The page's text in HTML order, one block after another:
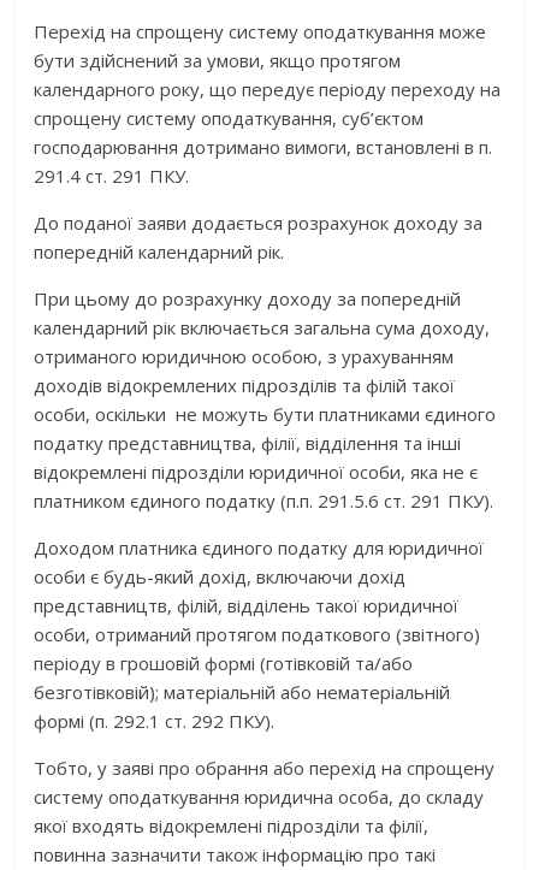
Перехід на спрощену систему оподаткування може
бути здійснений за умови, якщо протягом
календарного року, що передує періоду переходу на
спрощену систему оподаткування, суб’єктом
господарювання дотримано вимоги, встановлені в п.
291.4 ст. 291 ПКУ.
До поданої заяви додається розрахунок доходу за
попередній календарний рік.
При цьому до розрахунку доходу за попередній
календарний рік включається загальна сума доходу,
отриманого юридичною особою, з урахуванням
доходів відокремлених підрозділів та філій такої
особи, оскільки не можуть бути платниками єдиного
податку представництва, філії, відділення та інші
відокремлені підрозділи юридичної особи, яка не є
платником єдиного податку (п.п. 291.5.6 ст. 291 ПКУ).
Доходом платника єдиного податку для юридичної
особи є будь-який дохід, включаючи дохід
представництв, філій, відділень такої юридичної
особи, отриманий протягом податкового (звітного)
періоду в грошовій формі (готівковій та/або
безготівковій); матеріальній або нематеріальній
формі (п. 292.1 ст. 292 ПКУ).
Тобто, у заяві про обрання або перехід на спрощену
систему оподаткування юридична особа, до складу
якої входять відокремлені підрозділи та філії,
повинна зазначити також інформацію про такі